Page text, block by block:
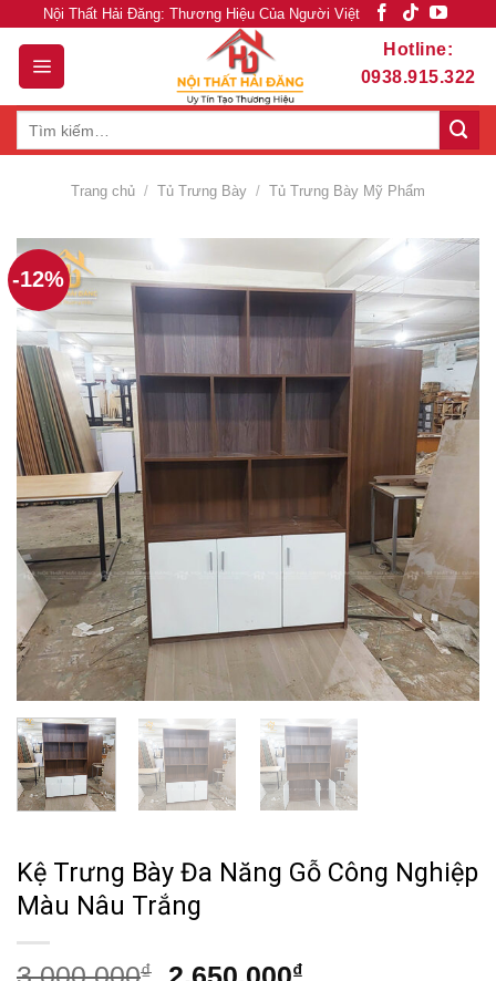
content
Nội Thất Hải Đăng: Thương Hiệu Của Người Việt
Hotline:
0938.915.322
Trang chủ / Tủ Trưng Bày / Tủ Trưng Bày Mỹ Phẩm
-12%
Kệ Trưng Bày Đa Năng Gỗ Công Nghiệp
Màu Nâu Trắng
₫ ₫